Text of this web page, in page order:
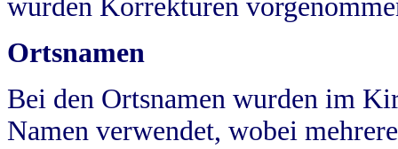
wurden Korrekturen
Ortsnamen
Bei den Ortsnamen wurden im
Namen verwendet, wobei